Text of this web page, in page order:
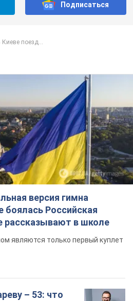
Подписаться
Киеве поезд...
версия гимна
боялась Российская
рассказывают в школе
являются только первый куплет
– 53: что